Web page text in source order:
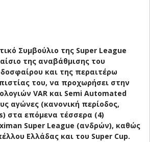
Συμβούλιο της Super League
της αναβάθμισης του
και της περαιτέρω
του, να προχωρήσει στην
VAR και Semi Automated
αγώνες (κανονική περίοδος,
στα επόμενα τέσσερα (4)
Super League (ανδρών), καθώς
Ελλάδας και του Super Cup.